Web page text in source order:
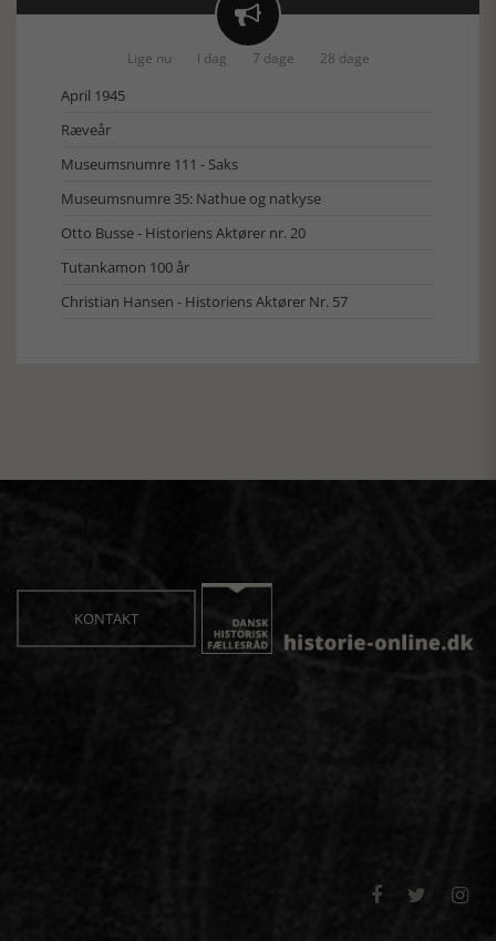

Lige nu I dag 7 dage 28 dage
April 1945
Ræveår
Museumsnumre 111 - Saks
Museumsnumre 35: Nathue og natkyse
Otto Busse - Historiens Aktører nr. 20
Tutankamon 100 år
Christian Hansen - Historiens Aktører Nr. 57
KONTAKT
  